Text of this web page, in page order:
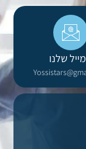
שלנו